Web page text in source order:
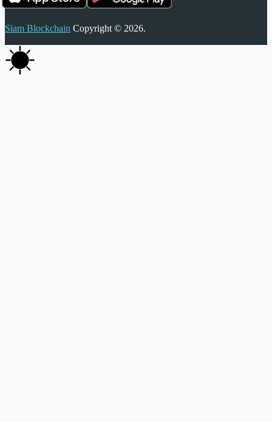
Siam Blockchain Copyright © 2026.